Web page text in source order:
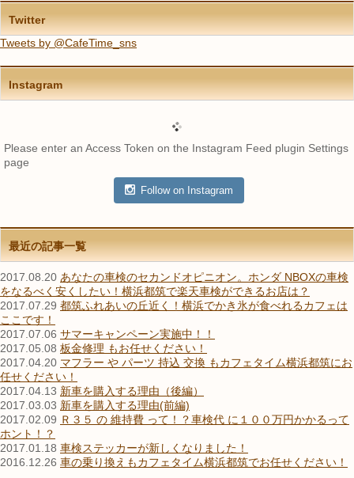
Twitter
Tweets by @CafeTime_sns
Instagram
Please enter an Access Token on the Instagram Feed plugin Settings
page
Follow on Instagram
最近の記事一覧
2017.08.20 あなたの車検のセカンドオピニオン。ホンダ NBOXの車検
をなるべく安くしたい！横浜都筑で楽天車検ができるお店は？
2017.07.29 都筑ふれあいの丘近く！横浜でかき氷が食べれるカフェは
ここです！
2017.07.06 サマーキャンペーン実施中！！
2017.05.08 板金修理 もお任せください！
2017.04.20 マフラー や パーツ 持込 交換 もカフェタイム横浜都筑にお
任せください！
2017.04.13 新車を購入する理由（後編）
2017.03.03 新車を購入する理由(前編)
2017.02.09 Ｒ３５ の 維持費 って！？車検代 に１００万円かかるって
ホント！？
2017.01.18 車検ステッカーが新しくなりました！
2016.12.26 車の乗り換えもカフェタイム横浜都筑でお任せください！